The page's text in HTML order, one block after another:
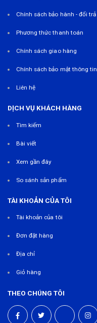
Chính sách bảo hành - đổi trả
Phương thức thanh toán
Chính sách giao hàng
Chính sách bảo mật thông tin
Liên hệ
DỊCH VỤ KHÁCH HÀNG
Tìm kiếm
Bài viết
Xem gần đây
So sánh sản phẩm
TÀI KHOẢN CỦA TÔI
Tài khoản của tôi
Đơn đặt hàng
Địa chỉ
Giỏ hàng
THEO CHÚNG TÔI